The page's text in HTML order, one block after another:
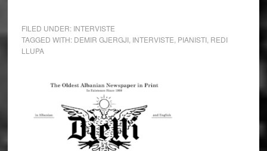
FILED UNDER: INTERVISTE
TAGGED WITH: DEMIR GJERGJI, INTERVISTE PIANISTI, REDI
LLUPA